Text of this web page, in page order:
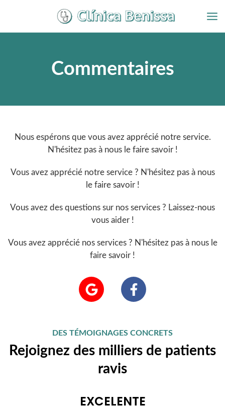
contenu
Commentaires
Nous espérons que vous avez apprécié notre service.
N'hésitez pas à nous le faire savoir !
Vous avez apprécié notre service ? N'hésitez pas à nous
le faire savoir !
Vous avez des questions sur nos services ? Laissez-nous
vous aider !
Vous avez apprécié nos services ? N'hésitez pas à nous le
faire savoir !
G
o
l
e
F
a
b
o
o
f
DES TÉMOIGNAGES CONCRETS
Rejoignez des milliers de patients
ravis
EXCELENTE